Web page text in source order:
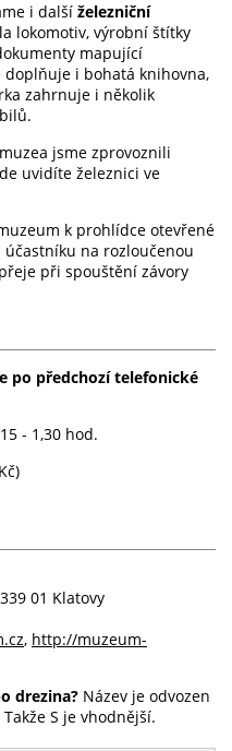
i další železniční
lokomotiv, výrobní štítky
mapující
i bohatá knihovna,
zahrnuje i několik
jsme zprovoznili
uvidíte železnici ve
k prohlídce otevřené
na rozloučenou
při spouštění závory
po předchozí telefonické
- 1,30 hod.
01 Klatovy
, http://muzeum-
drezina? Název je odvozen
Takže S je vhodnější.